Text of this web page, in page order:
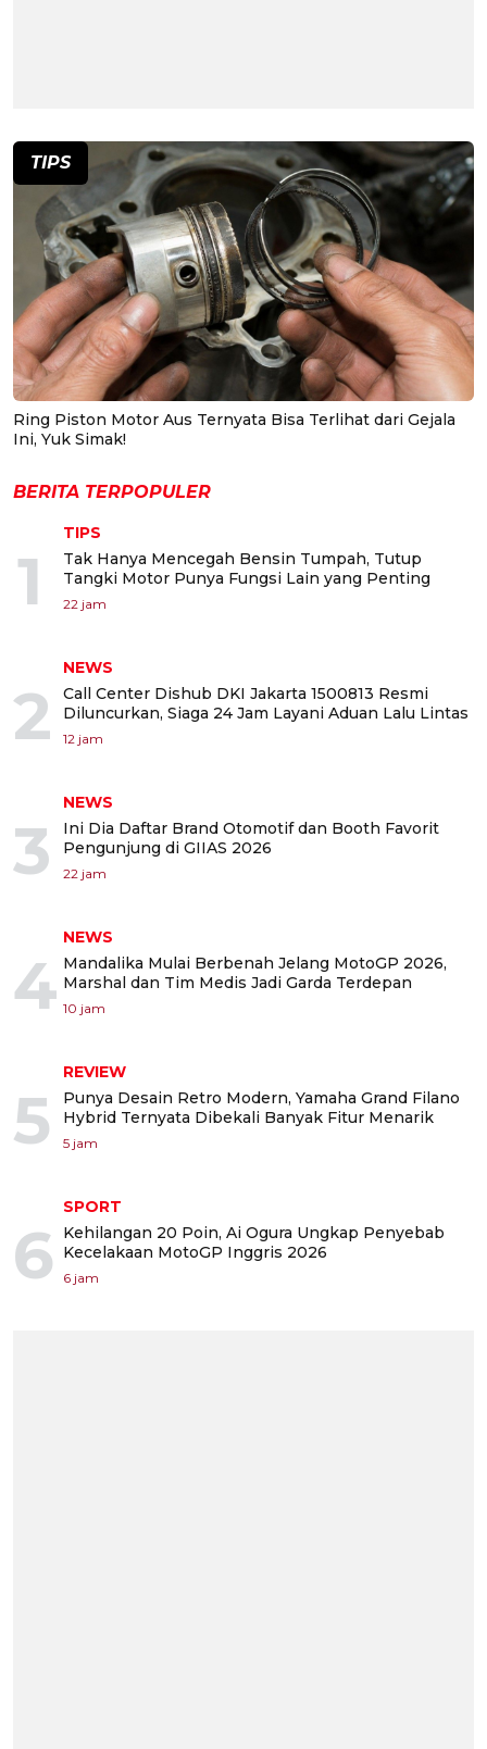
TIPS
Ring Piston Motor Aus Ternyata Bisa Terlihat dari Gejala
Ini, Yuk Simak!
BERITA TERPOPULER
1
TIPS
Tak Hanya Mencegah Bensin Tumpah, Tutup
Tangki Motor Punya Fungsi Lain yang Penting
22 jam
2
NEWS
Call Center Dishub DKI Jakarta 1500813 Resmi
Diluncurkan, Siaga 24 Jam Layani Aduan Lalu Lintas
12 jam
3
NEWS
Ini Dia Daftar Brand Otomotif dan Booth Favorit
Pengunjung di GIIAS 2026
22 jam
4
NEWS
Mandalika Mulai Berbenah Jelang MotoGP 2026,
Marshal dan Tim Medis Jadi Garda Terdepan
10 jam
5
REVIEW
Punya Desain Retro Modern, Yamaha Grand Filano
Hybrid Ternyata Dibekali Banyak Fitur Menarik
5 jam
6
SPORT
Kehilangan 20 Poin, Ai Ogura Ungkap Penyebab
Kecelakaan MotoGP Inggris 2026
6 jam